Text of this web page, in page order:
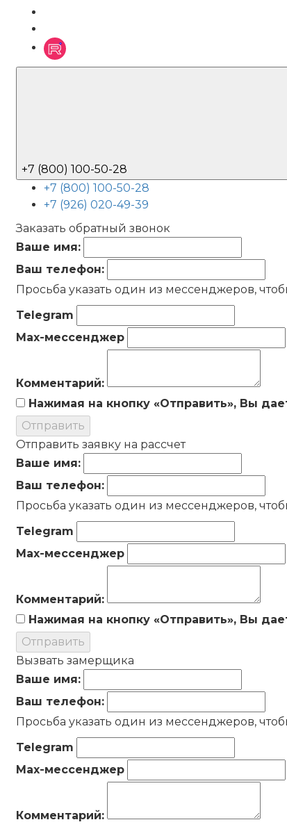
+7 (800) 100-50-28
+7 (800) 100-50-28
+7 (926) 020-49-39
Заказать обратный звонок
Ваше имя:
Ваш телефон:
Просьба указать один из мессенджеров,
Telegram
Max-мессенджер
Комментарий:
Нажимая на кнопку «Отправить», Вы
Отправить
Отправить заявку на рассчет
Ваше имя:
Ваш телефон:
Просьба указать один из мессенджеров,
Telegram
Max-мессенджер
Комментарий:
Нажимая на кнопку «Отправить», Вы
Отправить
Вызвать замерщика
Ваше имя:
Ваш телефон:
Просьба указать один из мессенджеров,
Telegram
Max-мессенджер
Комментарий: